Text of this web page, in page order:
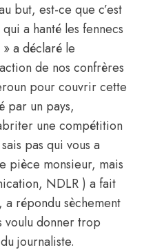
but, est-ce que c’est
a hanté les fennecs
a déclaré le
de nos confrères
pour couvrir cette
par un pays,
une compétition
pas qui vous a
pièce monsieur, mais
NDLR ) a fait
répondu sèchement
voulu donner trop
journaliste.